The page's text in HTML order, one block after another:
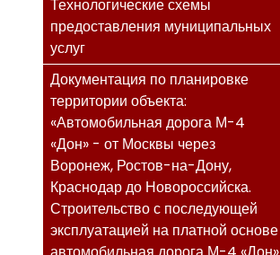
Технологические схемы
предоставления муниципальных
услуг
Документация по планировке
территории объекта:
«Автомобильная дорога М-4
«Дон» - от Москвы через
Воронеж, Ростов-на-Дону,
Краснодар до Новороссийска.
Строительство с последующей
эксплуатацией на платной основе